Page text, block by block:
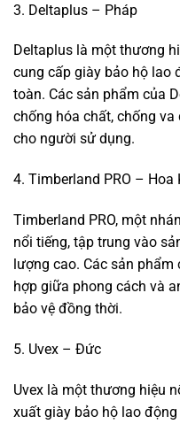
3. Deltaplus – Pháp
Deltaplus là một thương
cung cấp giày bảo hộ lao
toàn. Các sản phẩm của
chống hóa chất, chống
cho người sử dụng.
4. Timberland PRO – Hoa
Timberland PRO, một
nổi tiếng, tập trung vào
lượng cao. Các sản phẩm
hợp giữa phong cách và
bảo vệ đồng thời.
5. Uvex – Đức
Uvex là một thương hiệu
xuất giày bảo hộ lao